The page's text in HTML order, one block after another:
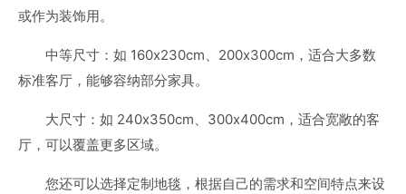
或作为装饰用。
中等尺寸：如 160x230cm、200x300cm，适合大多数
标准客厅，能够容纳部分家具。
大尺寸：如 240x350cm、300x400cm，适合宽敞的客
厅，可以覆盖更多区域。
您还可以选择定制地毯，根据自己的需求和空间特点来设